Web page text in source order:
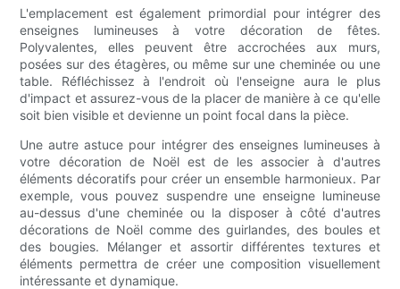
L'emplacement est également primordial pour intégrer des
enseignes lumineuses à votre décoration de fêtes.
Polyvalentes, elles peuvent être accrochées aux murs,
posées sur des étagères, ou même sur une cheminée ou une
table. Réfléchissez à l'endroit où l'enseigne aura le plus
d'impact et assurez-vous de la placer de manière à ce qu'elle
soit bien visible et devienne un point focal dans la pièce.
Une autre astuce pour intégrer des enseignes lumineuses à
votre décoration de Noël est de les associer à d'autres
éléments décoratifs pour créer un ensemble harmonieux. Par
exemple, vous pouvez suspendre une enseigne lumineuse
au-dessus d'une cheminée ou la disposer à côté d'autres
décorations de Noël comme des guirlandes, des boules et
des bougies. Mélanger et assortir différentes textures et
éléments permettra de créer une composition visuellement
intéressante et dynamique.